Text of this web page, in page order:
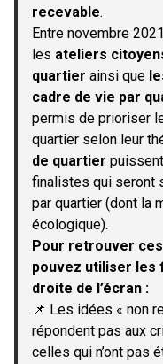
recevable.
Entre novembre
les ateliers
quartier ainsi que
cadre de vie par
permis de prioriser
quartier selon leur
de quartier
finalistes qui seront
par quartier (dont la
écologique).
Pour retrouver
pouvez utiliser les
droite de l’écran :
📌 Les idées « non
répondent pas aux
celles qui n’ont pas